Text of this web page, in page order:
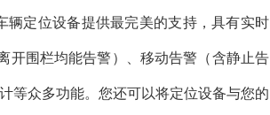
定位设备提供最完美的支持，具有实时
开围栏均能告警）、移动告警（含静止告
等众多功能。您还可以将定位设备与您的